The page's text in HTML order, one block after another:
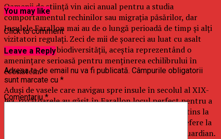
Oamenii de ştiinţă vin aici anual pentru a studia
comportamentul rechinilor sau migraţia păsărilor, dar
Insulele Farallon mai au de o lungă perioadă de timp şi alţi
vizitatori regulaţi. Zeci de mii de şoareci au luat cu asalt
această oază a biodiversităţii, aceştia reprezentând o
ameninţare serioasă pentru menţinerea echilibrului în
ecosistem.
Aduşi de vasele care navigau spre insule în secolul al XIX-
lea, rozătoarele au găsit în Farallon locul perfect pentru a
forma adevărate colonii. Populaţia de şoareci s-a extins la
un asemenea nivel încât oamenii au început să se refere la
ei ca la un fenomen similar ciumei, a adăugat The Guardian.
You may like
Click to comment
Leave a Reply
Adresa ta de email nu va fi publicată. Câmpurile obligatorii
sunt marcate cu *
Comentariu *